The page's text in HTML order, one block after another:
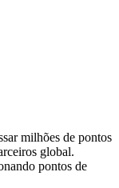
milhões de pontos
global.
pontos de